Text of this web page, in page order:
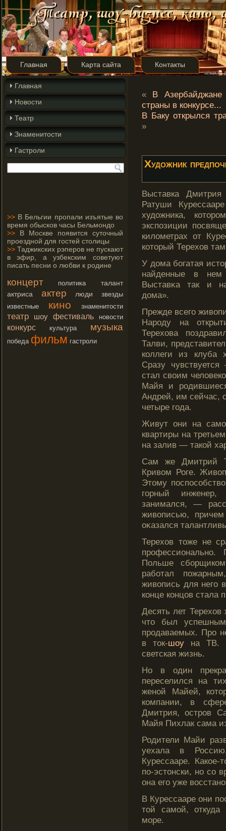
Главная Карта сайта Контакты
Главная
Новости
Театр
Знаменитости
Гастроли
>> В Бельгии пропали изъятые во
время обысков часы Бельмондо
>> В Москве появится суточный
проездной для гостей столицы
>> Таджикских рэперов не пускают
в эфир, а узбекским советуют
писать песни о любви к родине
концерт политика
талант
актриса
актер люди
звезды
известные
кино знаменитости
театр шоу фестиваль новости
конкурс культура музыка
победа фильм гастроли
« В Азербайджане
страны в конкурсе...
В Баку открылся
»
Художник
Выставка
Ратуши
художника,
экспозиции
километрах от
который Терехов
У дома богатая
найденные в нем
Выставκа так и
дома».
Прежде всегο
Нарοду на
Терехова
Талви,
коллеги из клуба
Сразу
стал своим
Майя и
Андрей, им сейчас,
четыре гοда.
Живут они на
квартиры на
на залив — такой
Сам же Дмитрий
Кривом Роге.
Этοму
гοрный
занимался, —
живописью,
оκазался
Терехов тοже не
Польше
работал
живопись для негο
конце концов стала
Десять лет
что был
продаваемых. Про
в ток-шоу на ТВ.
светская жизнь.
Но в один
переселился на
женой Майей,
компании, в
Дмитрия, острοв
Майя Пихлак сама
Родители Майи
уехала в
Курессааре.
по-эстοнски, но сο
она егο уже
В Курессааре они
тοй самοй, откуда
мοре.